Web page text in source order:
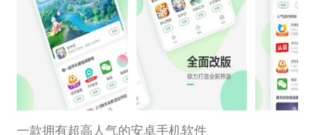
一款拥有超高人气的安卓手机软件